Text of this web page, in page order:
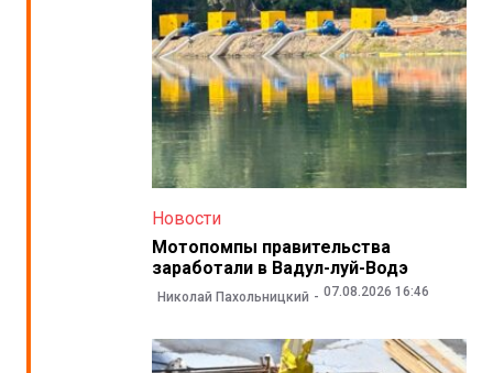
Новости
Мотопомпы правительства
заработали в Вадул-луй-Водэ
Николай Пахольницкий 07.08.2026 16:46